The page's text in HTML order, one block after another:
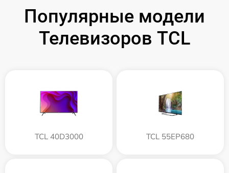
Популярные модели
Телевизоров TCL
TCL 40D3000 TCL 55EP680